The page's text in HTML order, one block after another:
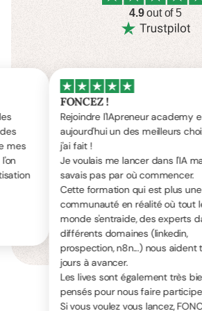
4.9out of 5
FONCEZ !
Rejoindre l'IApreneur academy est
aujourd'hui un des meilleurs choix que
j'ai fait !
Je voulais me lancer dans l'IA mais je ne
savais pas par où commencer.
Cette formation qui est plus une
communauté en réalité où tout le
monde s'entraide, des experts dans
différents domaines (linkedin,
prospection, n8n...) nous aident tous les
jours à avancer.
Les lives sont également très bien
pensés pour nous faire participer.
Si vous voulez vous lancez, FONCEZ !